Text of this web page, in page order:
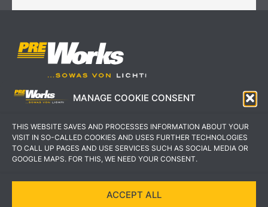
MANAGE COOKIE CONSENT
THIS WEBSITE SAVES AND PROCESSES INFORMATION ABOUT YOUR
VISIT IN SO-CALLED COOKIES AND USES FURTHER TECHNOLOGIES
TO CALL UP PAGES AND USE SERVICES SUCH AS SOCIAL MEDIA OR
GOOGLE MAPS. FOR THIS, WE NEED YOUR CONSENT.
ACCEPT ALL
DATENSCHUTZERKLÄRUNG
KONTAKT